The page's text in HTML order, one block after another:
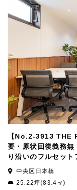
【No.2-3913 THE
要・原状回復義務無
り沿いのフルセット
中央区日本橋
25.22坪(83.4㎡)